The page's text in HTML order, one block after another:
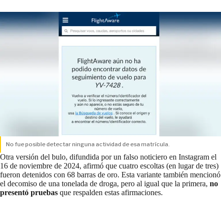
No fue posible detectar ninguna actividad de esa matrícula.
Otra versión del bulo, difundida por un falso noticiero en Instagram el
16 de noviembre de 2024, afirmó que cuatro escoltas (en lugar de tres)
fueron detenidos con 68 barras de oro. Esta variante también mencionó
el decomiso de una tonelada de droga, pero al igual que la primera, no
presentó pruebas que respalden estas afirmaciones.